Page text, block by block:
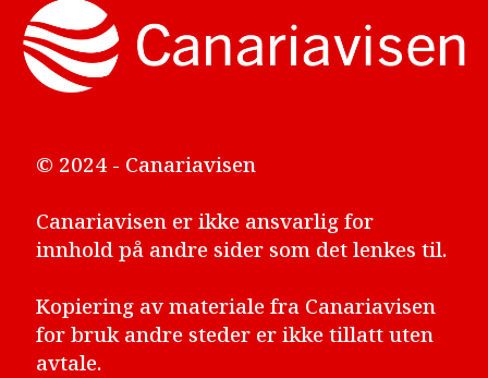
© 2024 - Canariavisen
Canariavisen er ikke ansvarlig for
innhold på andre sider som det lenkes til.
Kopiering av materiale fra Canariavisen
for bruk andre steder er ikke tillatt uten
avtale.